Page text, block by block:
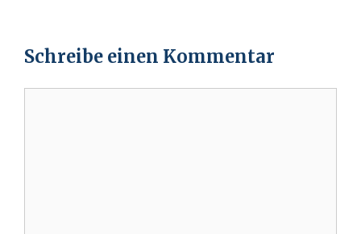
Schreibe einen Kommentar